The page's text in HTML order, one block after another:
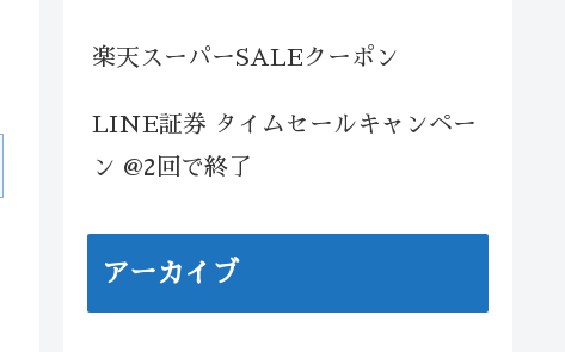
楽天スーパーSALEクーポン
LINE証券 タイムセールキャンペー
ン @2回で終了
アーカイブ